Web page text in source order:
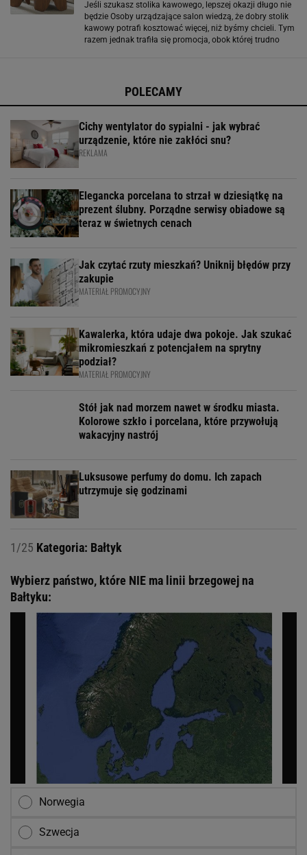
Jeśli szukasz stolika kawowego, lepszej okazji długo nie
będzie Osoby urządzające salon wiedzą, że dobry stolik
kawowy potrafi kosztować więcej, niż byśmy chcieli. Tym
razem jednak trafiła się promocja, obok której trudno
POLECAMY
Cichy wentylator do sypialni - jak wybrać
urządzenie, które nie zakłóci snu?
REKLAMA
Elegancka porcelana to strzał w dziesiątkę na
prezent ślubny. Porządne serwisy obiadowe są
teraz w świetnych cenach
Jak czytać rzuty mieszkań? Uniknij błędów przy
zakupie
MATERIAŁ PROMOCYJNY
Kawalerka, która udaje dwa pokoje. Jak szukać
mikromieszkań z potencjałem na sprytny
podział?
MATERIAŁ PROMOCYJNY
Stół jak nad morzem nawet w środku miasta.
Kolorowe szkło i porcelana, które przywołują
wakacyjny nastrój
Luksusowe perfumy do domu. Ich zapach
utrzymuje się godzinami
1/25 Kategoria: Bałtyk
Wybierz państwo, które NIE ma linii brzegowej na
Bałtyku:
Norwegia
Szwecja